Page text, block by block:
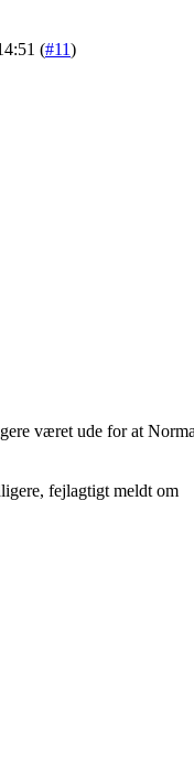
(#11)
været ude for at
fejlagtigt meldt om